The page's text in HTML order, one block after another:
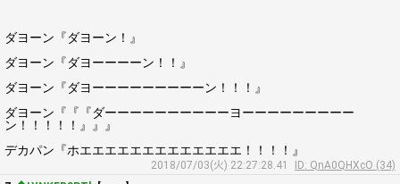
ダヨーン『ダヨーン！』
ダヨーン『ダヨーーーーン！！』
ダヨーン『ダヨーーーーーーーーーン！！！』
ダヨーン『『『ダーーーーーーーーーーヨーーーーーーーーー
ン！！！！！』』』
デカパン『ホエエエエエエエエエエエエエ！！！！』
2018/07/03(火) 22:27:28.41
ID: QnA0QHXcO (34)